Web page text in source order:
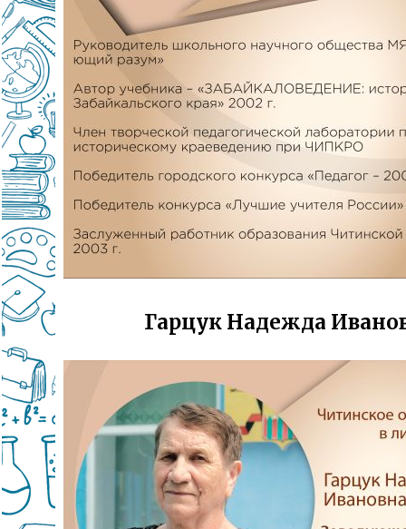
Гарцук Надежда